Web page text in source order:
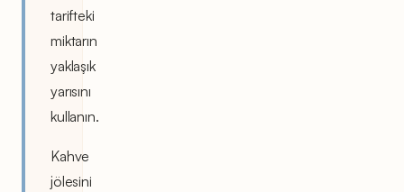
tarifteki
miktarın
yaklaşık
yarısını
kullanın.
Kahve
jölesini